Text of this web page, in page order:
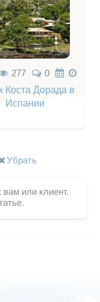
277
0
Коста Дорада в
Испании
Убрать
вам или клиент.